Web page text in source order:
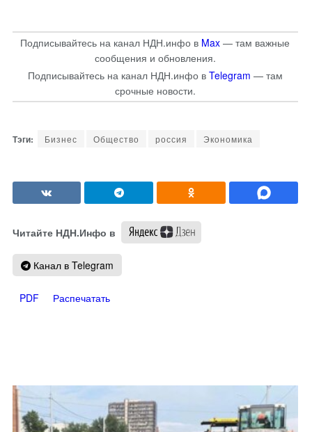
Подписывайтесь на канал НДН.инфо в Max — там важные
сообщения и обновления.
Подписывайтесь на канал НДН.инфо в Telegram — там
срочные новости.
Бизнес Общество россия Экономика
Читайте НДН.Инфо в
Канал в Telegram
PDF Распечатать